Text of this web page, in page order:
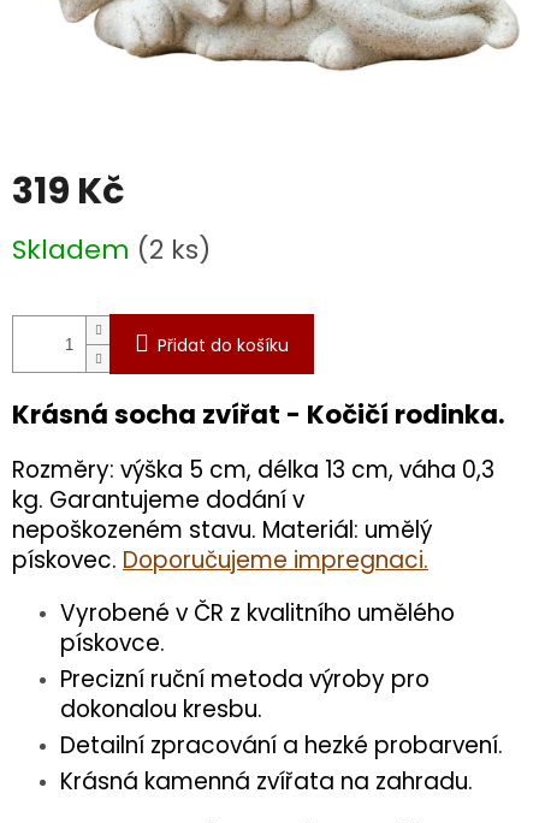
319 Kč
cena:
Skladem (2 ks)
Přidat do košíku
Krásná socha zvířat - Kočičí rodinka.
Rozměry: výška 5 cm, délka 13 cm, váha 0,3
kg. Garantujeme dodání v
nepoškozeném stavu. Materiál: umělý
pískovec. Doporučujeme impregnaci.
Vyrobené v ČR z kvalitního umělého
pískovce.
Precizní ruční metoda výroby pro
dokonalou kresbu.
Detailní zpracování a hezké probarvení.
Krásná kamenná zvířata na zahradu.